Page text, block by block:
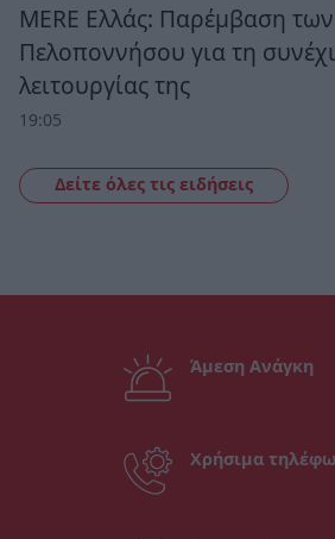
MERE Ελλάς: Παρέμβαση
Πελοποννήσου για τη
λειτουργίας της
19:05
Δείτε όλες τις ειδήσεις
Άμεση Ανάγκη
Χρήσιμα